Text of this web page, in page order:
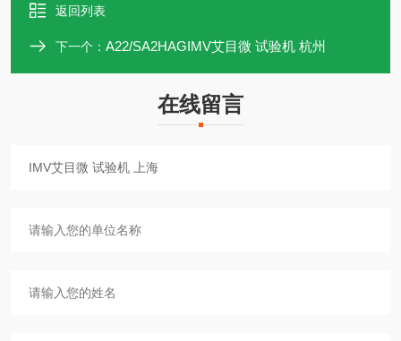
返回列表
下一个： A22/SA2HAGIMV艾目微 试验机 杭州
在线留言